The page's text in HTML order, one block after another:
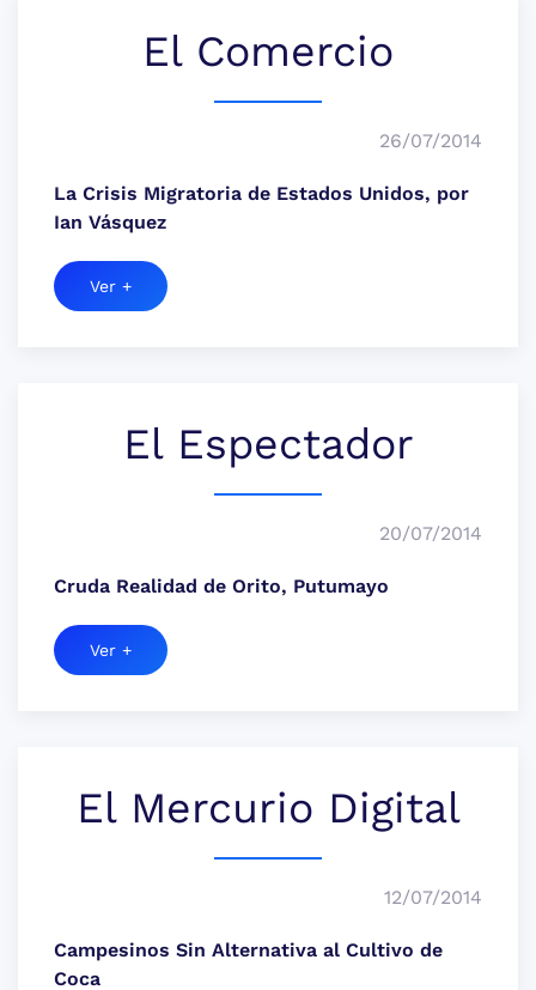
El Comercio
26/07/2014
La Crisis Migratoria de Estados Unidos, por
Ian Vásquez
Ver +
El Espectador
20/07/2014
Cruda Realidad de Orito, Putumayo
Ver +
El Mercurio Digital
12/07/2014
Campesinos Sin Alternativa al Cultivo de
Coca